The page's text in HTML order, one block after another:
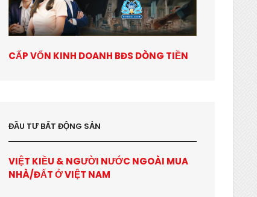
CẤP VỐN KINH DOANH BĐS DÒNG TIỀN
ĐẦU TƯ BẤT ĐỘNG SẢN
VIỆT KIỀU & NGƯỜI NƯỚC NGOÀI MUA
NHÀ/ĐẤT Ở VIỆT NAM